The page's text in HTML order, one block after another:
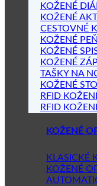
KOŽENÉ
KOŽENÉ
CESTOVNÉ
KOŽENÉ
KOŽENÉ
KOŽENÉ
TAŠKY NA
KOŽENÉ
RFID
RFID
KOŽENÉ
KLASICKÉ
KOŽENÉ